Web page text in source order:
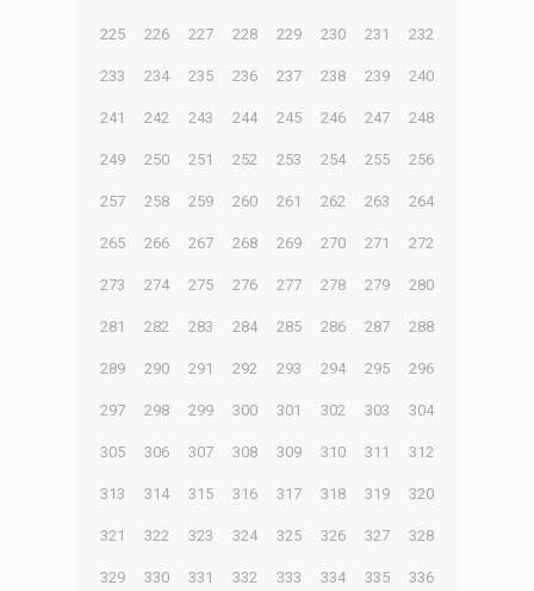
225 226 227 228 229 230 231 232
233 234 235 236 237 238 239 240
241 242 243 244 245 246 247 248
249 250 251 252 253 254 255 256
257 258 259 260 261 262 263 264
265 266 267 268 269 270 271 272
273 274 275 276 277 278 279 280
281 282 283 284 285 286 287 288
289 290 291 292 293 294 295 296
297 298 299 300 301 302 303 304
305 306 307 308 309 310 311 312
313 314 315 316 317 318 319 320
321 322 323 324 325 326 327 328
329 330 331 332 333 334 335 336